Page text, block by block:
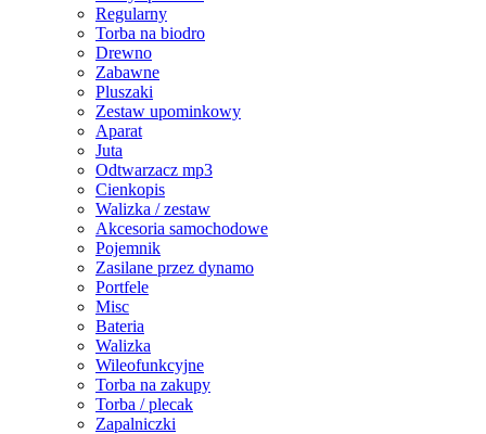
Regularny
Torba na biodro
Drewno
Zabawne
Pluszaki
Zestaw upominkowy
Aparat
Juta
Odtwarzacz mp3
Cienkopis
Walizka / zestaw
Akcesoria samochodowe
Pojemnik
Zasilane przez dynamo
Portfele
Misc
Bateria
Walizka
Wileofunkcyjne
Torba na zakupy
Torba / plecak
Zapalniczki